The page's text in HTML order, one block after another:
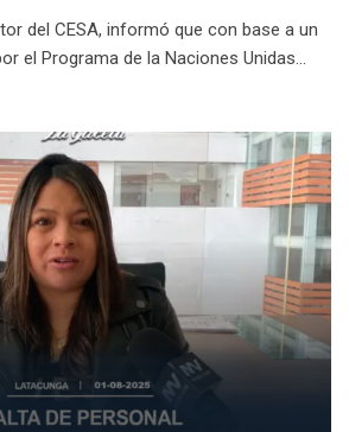
del CESA, informó que con base a un
el Programa de la Naciones Unidas…